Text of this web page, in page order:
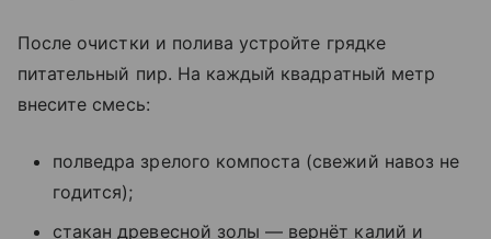
После очистки и полива устройте грядке
питательный пир. На каждый квадратный метр
внесите смесь:
полведра зрелого компоста (свежий навоз не
годится);
стакан древесной золы — вернёт калий и